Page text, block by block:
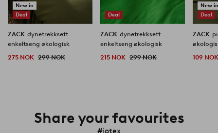
New in
Deal
ZACK dynetrekksett
enkeltseng økologisk
275 NOK 299 NOK
Deal
ZACK dynetrekksett
enkeltseng økologisk
215 NOK 299 NOK
New
Deal
ZACK
109
Share your favourites
#jotex